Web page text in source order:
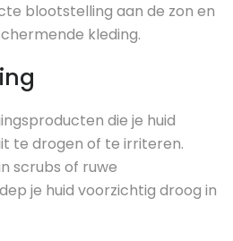
blootstelling aan de zon en
kleding.
die je huid
te drogen of te irriteren.
scrubs of ruwe
je huid voorzichtig droog in